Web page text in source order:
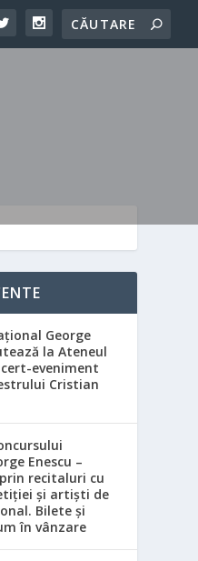
George
la Ateneul
eveniment
Cristian
Enescu –
recitaluri cu
și artiști de
Bilete și
în vânzare